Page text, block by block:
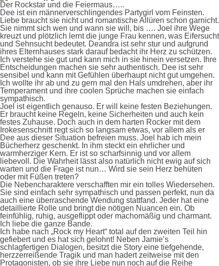
Der Rockstar und die Feiermaus…..
Dee ist ein männerverschlingendes Partygirl vom Feinsten.
Liebe braucht sie nicht und romantische Allüren schon garnicht.
Sie nimmt sich wen und wann sie will, bis …. Joel ihre Wege
kreuzt und plötzlich lernt die junge Frau kennen, was Eifersucht
und Sehnsucht bedeutet. Deandra ist sehr stur und aufgrund
ihres Elternhauses stark darauf bedacht ihr Herz zu schützen.
Ich verstehe sie gut und kann mich in sie hinein versetzen. Ihre
Entscheidungen machen sie sehr authentisch. Dee ist sehr
sensibel und kann mit Gefühlen überhaupt nicht gut umgehen.
Ich wollte ihr ab und zu gern mal den Hals umdrehen, aber ihr
Temperament und ihre coolen Sprüche machen sie einfach
sympathisch.
Joel ist eigentlich genauso. Er will keine festen Beziehungen.
Er braucht keine Regeln, keine Sicherheiten und auch kein
festes Zuhause. Doch auch in dem harten Rocker mit dem
Irokesenschnitt regt sich so langsam etwas, vor allem als er
Dee aus dieser Situation befreien muss. Joel hab ich mein
Bücherherz geschenkt. In ihm steckt ein ehrlicher und
warmherziger Kern. Er ist so scharfsinnig und vor allem
liebevoll. Die Wahrheit lässt also natürlich nicht ewig auf sich
warten und die Frage ist nun… Wird sie sein Herz behüten
oder mit Füßen treten?
Die Nebencharaktere verschafften mir ein tolles Wiedersehen.
Sie sind einfach sehr sympathisch und passen perfekt, nun da
auch eine überraschende Wendung stattfand. Jeder hat eine
detaillierte Rolle und bringt die nötigen Nuancen ein. Ob
feinfühlig, ruhig, ausgeflippt oder machomäßig und charmant.
Ich liebe die ganze Bande.
Ich habe nach „Rock my Heart“ total auf den zweiten Teil hin
gefiebert und es hat sich gelohnt! Neben Jamie’s
schlagfertigen Dialogen, besitzt die Story eine tiefgehende,
herzzerreißende Tragik und man hadert zeitweise mit den
Protagonisten, ob sie ihre Liebe nun noch auf die Reihe